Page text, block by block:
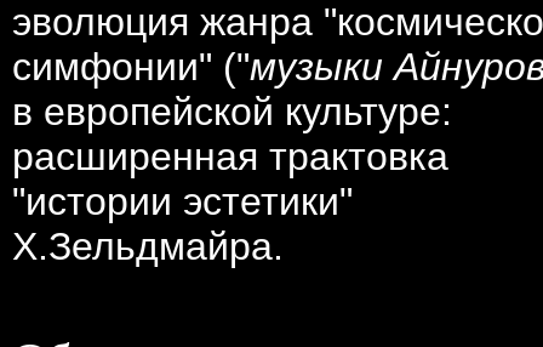
эволюция жанра
симфонии" ("музыки
в европейской культуре:
расширенная трактовка
"истории эстетики"
Х.Зельдмайра.